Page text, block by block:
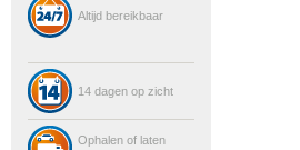
Altijd bereikbaar
14 dagen op zicht
Ophalen of laten